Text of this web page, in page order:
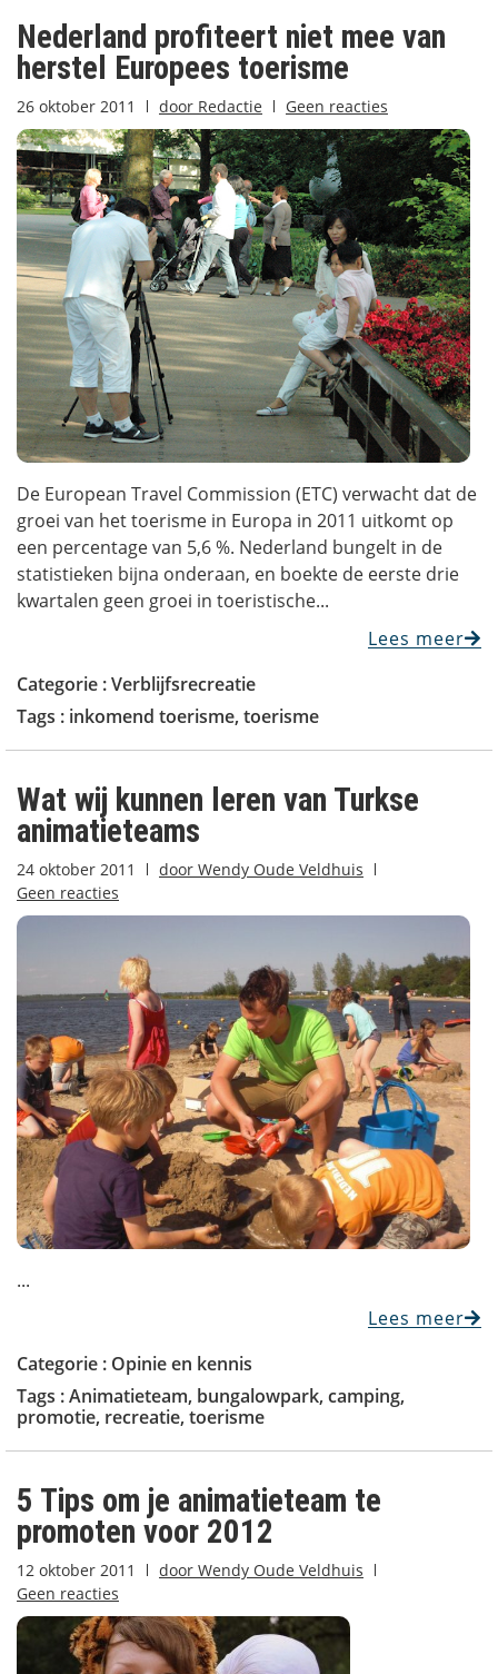
Nederland profiteert niet mee van
herstel Europees toerisme
26 oktober 2011 door Redactie Geen reacties
De European Travel Commission (ETC) verwacht dat de
groei van het toerisme in Europa in 2011 uitkomt op
een percentage van 5,6 %. Nederland bungelt in de
statistieken bijna onderaan, en boekte de eerste drie
kwartalen geen groei in toeristische...
Lees meer
Categorie :Verblijfsrecreatie
Tags : inkomend toerisme, toerisme
Wat wij kunnen leren van Turkse
animatieteams
24 oktober 2011 door Wendy Oude Veldhuis
Geen reacties
...
Lees meer
Categorie : Opinie en kennis
Tags :Animatieteam, bungalowpark, camping,
promotie, recreatie, toerisme
5 Tips om je animatieteam te
promoten voor 2012
12 oktober 2011 door Wendy Oude Veldhuis
Geen reacties